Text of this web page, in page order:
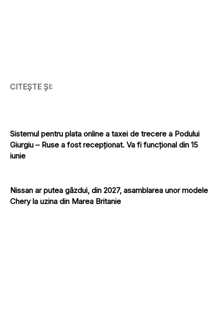
CITEȘTE ȘI:
Sistemul pentru plata online a taxei de trecere a Podului
Giurgiu – Ruse a fost recepționat. Va fi funcțional din 15
iunie
Nissan ar putea găzdui, din 2027, asamblarea unor modele
Chery la uzina din Marea Britanie